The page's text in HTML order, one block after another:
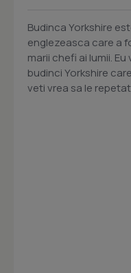
Budinca Yorkshire
englezeasca care a
marii chefi ai lumii.
budinci Yorkshire
veti vrea sa le